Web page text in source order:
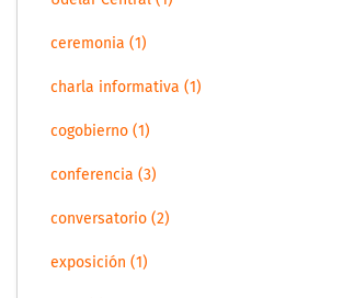
ceremonia (1)
charla informativa (1)
cogobierno (1)
conferencia (3)
conversatorio (2)
exposición (1)